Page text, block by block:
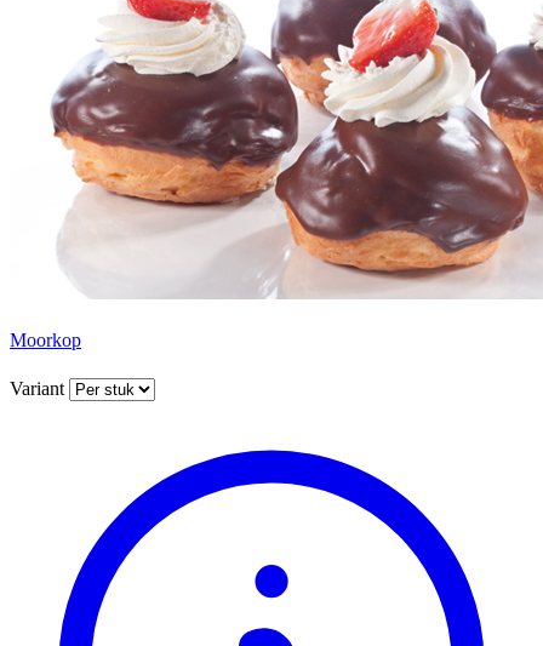
Moorkop
Variant